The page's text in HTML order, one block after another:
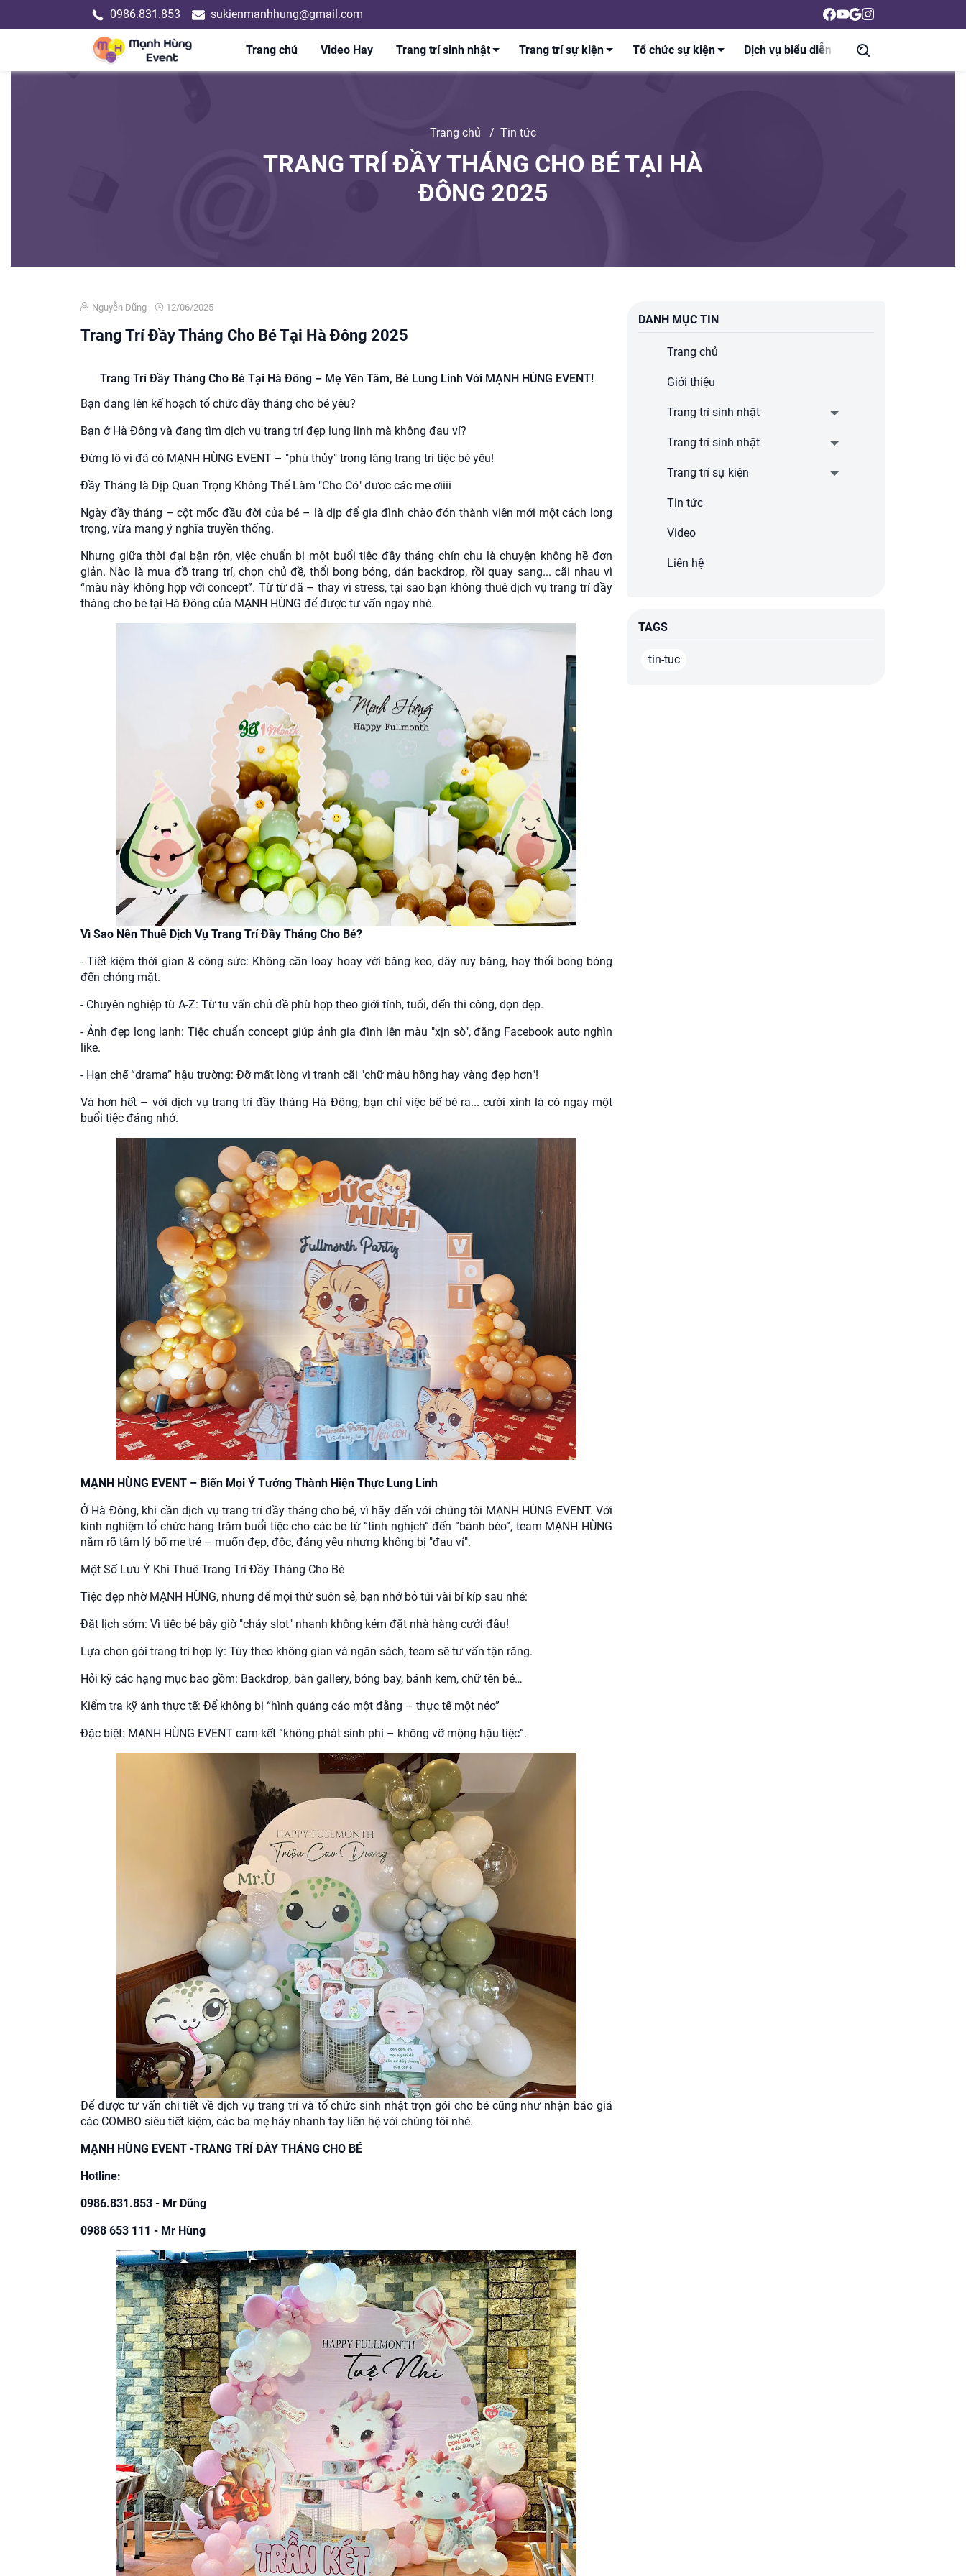
0986.831.853 sukienmanhhung@gmail.com
Trang chủ Video Hay Trang trí sinh nhật Trang trí sự kiện Tổ chức sự kiện Dịch vụ biểu diễn Liên hệ
Trang chủ / Tin tức
TRANG TRÍ ĐẦY THÁNG CHO BÉ TẠI HÀ
ĐÔNG 2025
Nguyễn Dũng 12/06/2025
Trang Trí Đầy Tháng Cho Bé Tại Hà Đông 2025
Trang Trí Đầy Tháng Cho Bé Tại Hà Đông – Mẹ Yên Tâm, Bé Lung Linh Với MẠNH HÙNG EVENT!
Bạn đang lên kế hoạch tổ chức đầy tháng cho bé yêu?
Bạn ở Hà Đông và đang tìm dịch vụ trang trí đẹp lung linh mà không đau ví?
Đừng lô vì đã có MẠNH HÙNG EVENT – "phù thủy" trong làng trang trí tiệc bé yêu!
Đầy Tháng là Dịp Quan Trọng Không Thể Làm "Cho Có" được các mẹ ơiiii
Ngày đầy tháng – cột mốc đầu đời của bé – là dịp để gia đình chào đón thành viên mới một cách long
trọng, vừa mang ý nghĩa truyền thống.
Nhưng giữa thời đại bận rộn, việc chuẩn bị một buổi tiệc đầy tháng chỉn chu là chuyện không hề đơn
giản. Nào là mua đồ trang trí, chọn chủ đề, thổi bong bóng, dán backdrop, rồi quay sang... cãi nhau vì
“màu này không hợp với concept”. Từ từ đã – thay vì stress, tại sao bạn không thuê dịch vụ trang trí đầy
tháng cho bé tại Hà Đông của MẠNH HÙNG để được tư vấn ngay nhé.
Vì Sao Nên Thuê Dịch Vụ Trang Trí Đầy Tháng Cho Bé?
- Tiết kiệm thời gian & công sức: Không cần loay hoay với băng keo, dây ruy băng, hay thổi bong bóng
đến chóng mặt.
- Chuyên nghiệp từ A-Z: Từ tư vấn chủ đề phù hợp theo giới tính, tuổi, đến thi công, dọn dẹp.
- Ảnh đẹp long lanh: Tiệc chuẩn concept giúp ảnh gia đình lên màu "xịn sò", đăng Facebook auto nghìn
like.
- Hạn chế “drama” hậu trường: Đỡ mất lòng vì tranh cãi "chữ màu hồng hay vàng đẹp hơn"!
Và hơn hết – với dịch vụ trang trí đầy tháng Hà Đông, bạn chỉ việc bế bé ra... cười xinh là có ngay một
buổi tiệc đáng nhớ.
MẠNH HÙNG EVENT – Biến Mọi Ý Tưởng Thành Hiện Thực Lung Linh
Ở Hà Đông, khi cần dịch vụ trang trí đầy tháng cho bé, vì hãy đến với chúng tôi MẠNH HÙNG EVENT. Với
kinh nghiệm tổ chức hàng trăm buổi tiệc cho các bé từ “tinh nghịch” đến “bánh bèo”, team MẠNH HÙNG
nắm rõ tâm lý bố mẹ trẻ – muốn đẹp, độc, đáng yêu nhưng không bị "đau ví".
Một Số Lưu Ý Khi Thuê Trang Trí Đầy Tháng Cho Bé
Tiệc đẹp nhờ MẠNH HÙNG, nhưng để mọi thứ suôn sẻ, bạn nhớ bỏ túi vài bí kíp sau nhé:
Đặt lịch sớm: Vì tiệc bé bây giờ "cháy slot" nhanh không kém đặt nhà hàng cưới đâu!
Lựa chọn gói trang trí hợp lý: Tùy theo không gian và ngân sách, team sẽ tư vấn tận răng.
Hỏi kỹ các hạng mục bao gồm: Backdrop, bàn gallery, bóng bay, bánh kem, chữ tên bé…
Kiểm tra kỹ ảnh thực tế: Để không bị “hình quảng cáo một đằng – thực tế một nẻo”
Đặc biệt: MẠNH HÙNG EVENT cam kết “không phát sinh phí – không vỡ mộng hậu tiệc”.
Để được tư vấn chi tiết về dịch vụ trang trí và tổ chức sinh nhật trọn gói cho bé cũng như nhận báo giá
các COMBO siêu tiết kiệm, các ba mẹ hãy nhanh tay liên hệ với chúng tôi nhé.
MẠNH HÙNG EVENT -TRANG TRÍ ĐÀY THÁNG CHO BÉ
Hotline:
0986.831.853 - Mr Dũng
0988 653 111 - Mr Hùng
DANH MỤC TIN
Trang chủ
Giới thiệu
Trang trí sinh nhật
Trang trí sinh nhật
Trang trí sự kiện
Tin tức
Video
Liên hệ
TAGS
tin-tuc